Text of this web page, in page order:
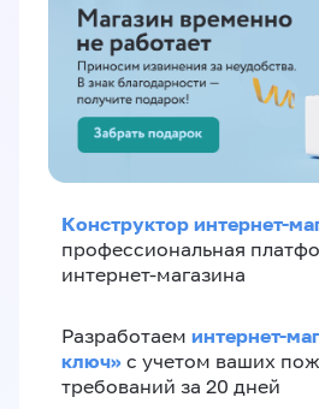
Конструктор интернет-
профессиональная
интернет-магазина
Разработаем интернет-
ключ»‎ с учетом ваших
требований за 20 дней